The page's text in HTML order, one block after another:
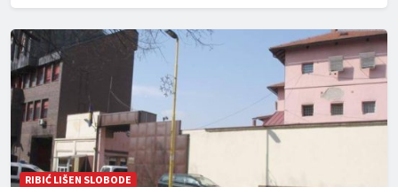
RIBIĆ LIŠEN SLOBODE